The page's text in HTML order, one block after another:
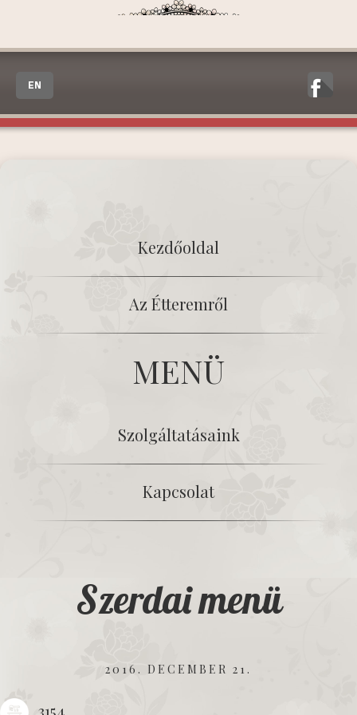
EN
Kezdőoldal
Az Étteremről
MENÜ
Szolgáltatásaink
Kapcsolat
Szerdai menü
2016. DECEMBER 21.
3154